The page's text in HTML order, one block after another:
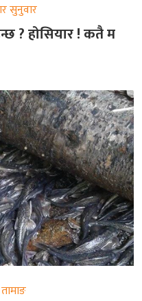
सुनुवार
? होसियार ! कतै म